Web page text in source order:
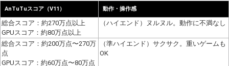
AnTuTuスコア（V11） 動作・操作感
総合スコア：約270万点以上
GPUスコア：約80万点以上
（ハイエンド）ヌルヌル。動作に不満なし
総合スコア：約200万点〜270万
点
GPUスコア：約60万点〜80万点
（準ハイエンド）サクサク。重いゲームも
OK